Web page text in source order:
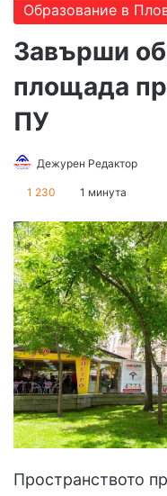
Образование в
Завърши
площада
ПУ
Дежурен Редактор
1 230 1 минута
Пространството